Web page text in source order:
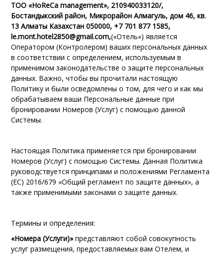
ТОО «HoReCa management», 210940033120/,
Бостандыкский район, Микрорайон Алмагуль, дом 46, кв.
13 Алматы Казахстан 050000, +7 701 877 1585,
le.mont.hotel2850@gmail.com,(«Отель») является
Оператором (Контролером) ваших персональных данных
в соответствии с определением, используемым в
применимом законодательстве о защите персональных
данных. Важно, чтобы вы прочитали настоящую
Политику и были осведомлены о том, для чего и как мы
обрабатываем ваши Персональные данные при
бронировании Номеров (Услуг) с помощью данной
Системы.
Настоящая Политика применяется при бронировании
Номеров (Услуг) с помощью Системы. Данная Политика
руководствуется принципами и положениями Регламента
(ЕС) 2016/679 «Общий регламент по защите данных», а
также применимыми законами о защите данных.
Термины и определения:
«Номера (Услуги)» представляют собой совокупность
услуг размещения, предоставляемых вам Отелем, и